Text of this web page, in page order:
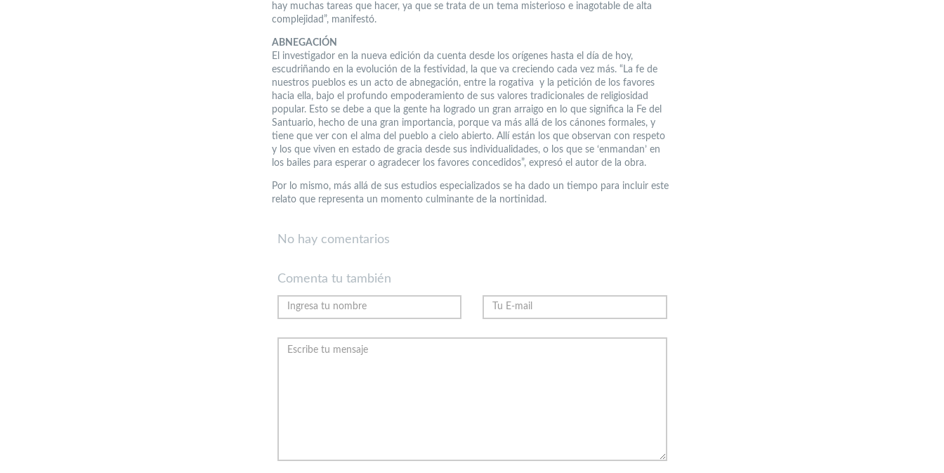
hay muchas tareas que hacer, ya que se trata de un tema misterioso e inagotable de alta
complejidad”, manifestó.
ABNEGACIÓN
El investigador en la nueva edición da cuenta desde los orígenes hasta el día de hoy,
escudriñando en la evolución de la festividad, la que va creciendo cada vez más. “La fe de
nuestros pueblos es un acto de abnegación, entre la rogativa y la petición de los favores
hacia ella, bajo el profundo empoderamiento de sus valores tradicionales de religiosidad
popular. Esto se debe a que la gente ha logrado un gran arraigo en lo que significa la Fe del
Santuario, hecho de una gran importancia, porque va más allá de los cánones formales, y
tiene que ver con el alma del pueblo a cielo abierto. Allí están los que observan con respeto
y los que viven en estado de gracia desde sus individualidades, o los que se ‘enmandan’ en
los bailes para esperar o agradecer los favores concedidos”, expresó el autor de la obra.
Por lo mismo, más allá de sus estudios especializados se ha dado un tiempo para incluir este
relato que representa un momento culminante de la nortinidad.
No hay comentarios
Comenta tu también